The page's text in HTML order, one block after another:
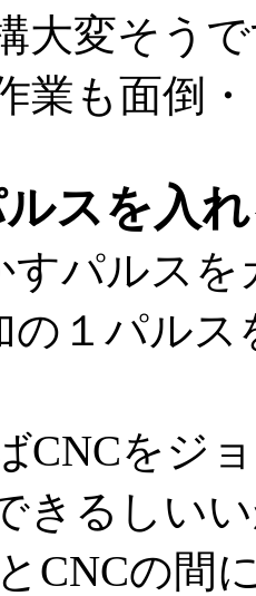
大変そう
業も面倒
ルスを入
パルスを
の１パル
CNCをジ
きるしい
CNCの間